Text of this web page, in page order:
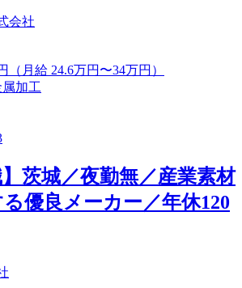
会社
（月給 24.6万円〜34万円）
加工
】茨城／夜勤無／産業素材
優良メーカー／年休120